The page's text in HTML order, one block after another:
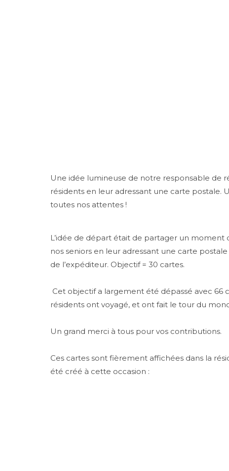
Une idée lumineuse de notre responsable de
résidents en leur adressant une carte postale.
toutes nos attentes !
L’idée de départ était de partager un moment
nos seniors en leur adressant une carte
de l’expéditeur. Objectif = 30 cartes.
Cet objectif a largement été dépassé avec 66
résidents ont voyagé, et ont fait le tour du
Un grand merci à tous pour vos contributions.
Ces cartes sont fièrement affichées dans la
été créé à cette occasion :